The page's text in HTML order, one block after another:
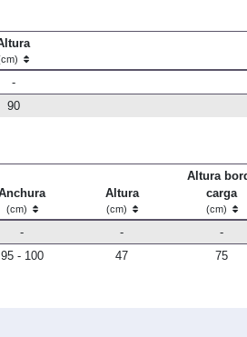
-
90
(cm)
Altura
(cm)
Altura
carga
(cm)
- - -
95 - 100 47 75